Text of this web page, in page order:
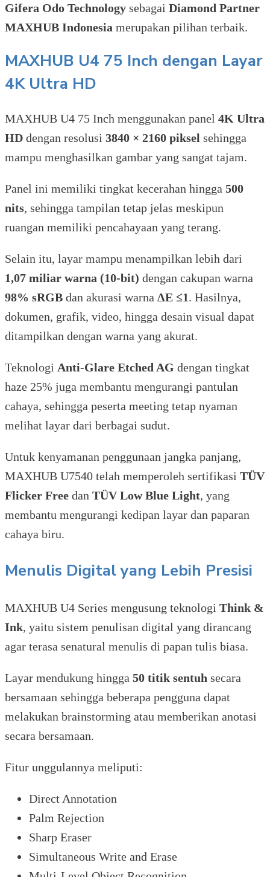
Gifera Odo Technology sebagai Diamond Partner
MAXHUB Indonesia merupakan pilihan terbaik.
MAXHUB U4 75 Inch dengan Layar
4K Ultra HD
MAXHUB U4 75 Inch menggunakan panel 4K Ultra
HD dengan resolusi 3840 × 2160 piksel sehingga
mampu menghasilkan gambar yang sangat tajam.
Panel ini memiliki tingkat kecerahan hingga 500
nits, sehingga tampilan tetap jelas meskipun
ruangan memiliki pencahayaan yang terang.
Selain itu, layar mampu menampilkan lebih dari
1,07 miliar warna (10-bit) dengan cakupan warna
98% sRGB dan akurasi warna ΔE ≤1. Hasilnya,
dokumen, grafik, video, hingga desain visual dapat
ditampilkan dengan warna yang akurat.
Teknologi Anti-Glare Etched AG dengan tingkat
haze 25% juga membantu mengurangi pantulan
cahaya, sehingga peserta meeting tetap nyaman
melihat layar dari berbagai sudut.
Untuk kenyamanan penggunaan jangka panjang,
MAXHUB U7540 telah memperoleh sertifikasi TÜV
Flicker Free dan TÜV Low Blue Light, yang
membantu mengurangi kedipan layar dan paparan
cahaya biru.
Menulis Digital yang Lebih Presisi
MAXHUB U4 Series mengusung teknologi Think &
Ink, yaitu sistem penulisan digital yang dirancang
agar terasa senatural menulis di papan tulis biasa.
Layar mendukung hingga 50 titik sentuh secara
bersamaan sehingga beberapa pengguna dapat
melakukan brainstorming atau memberikan anotasi
secara bersamaan.
Fitur unggulannya meliputi:
Direct Annotation
Palm Rejection
Sharp Eraser
Simultaneous Write and Erase